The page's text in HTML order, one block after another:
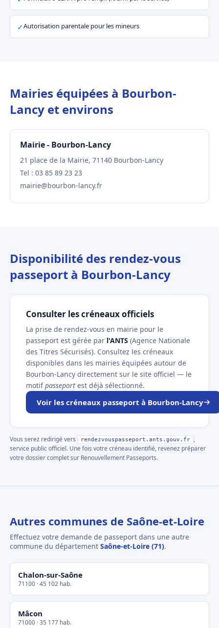
✓Autorisation parentale pour les mineurs
Mairies équipées à Bourbon-
Lancy et environs
Mairie - Bourbon-Lancy
21 place de la Mairie, 71140 Bourbon-Lancy
Tel : 03 85 89 23 23
mairie@bourbon-lancy.fr
Disponibilité des rendez-vous
passeport à Bourbon-Lancy
Consulter les créneaux officiels
La prise de rendez-vous en mairie pour le
passeport est gérée par l'ANTS (Agence Nationale
des Titres Sécurisés). Consultez les créneaux
disponibles dans les mairies équipées autour de
Bourbon-Lancy directement sur le site officiel — le
motifpasseport est déjà sélectionné.
Voir les créneaux passeport à Bourbon-Lancy
Vous serez redirigé vers rendezvouspasseport.ants.gouv.fr
,
service public officiel. Une fois votre créneau identifié, revenez préparer
votre dossier complet sur Renouvellement Passeports.
Autres communes de Saône-et-Loire
Effectuez votre demande de passeport dans une autre
commune du département Saône-et-Loire (71).
Chalon-sur-Saône
71100 · 45 102 hab.
Mâcon
71000 · 35 177 hab.